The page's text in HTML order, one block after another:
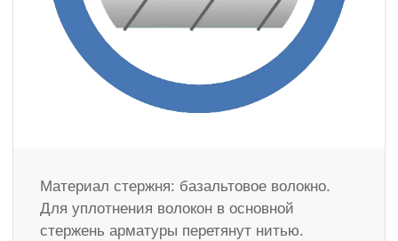
Материал стержня: базальтовое волокно.
Для уплотнения волокон в основной
стержень арматуры перетянут нитью.